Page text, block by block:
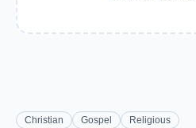
Christian Gospel Religious